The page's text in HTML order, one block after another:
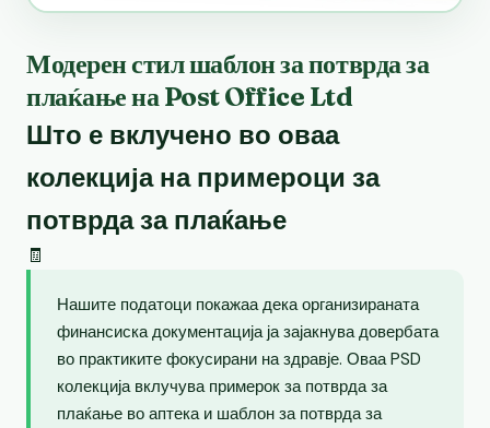
Модерен стил шаблон за потврда за
плаќање на Post Office Ltd
Што е вклучено во оваа
колекција на примероци за
потврда за плаќање
🧾
Нашите податоци покажаа дека организираната
финансиска документација ја зајакнува довербата
во практиките фокусирани на здравје. Оваа PSD
колекција вклучува примерок за потврда за
плаќање во аптека и шаблон за потврда за